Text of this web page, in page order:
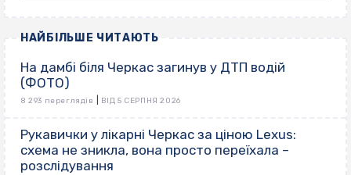
НАЙБІЛЬШЕ ЧИТАЮТЬ
На дамбі біля Черкас загинув у ДТП водій
(ФОТО)
8 293 переглядів ВІД 5 СЕРПНЯ 2026
Рукавички у лікарні Черкас за ціною Lexus:
схема не зникла, вона просто переїхала –
розслідування